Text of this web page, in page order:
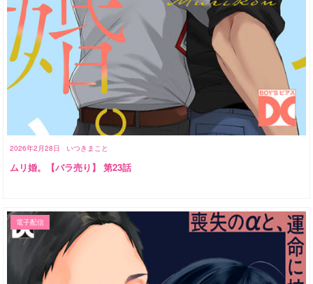
2026年2月28日 いつきまこと
ムリ婚。【バラ売り】 第23話
電子配信